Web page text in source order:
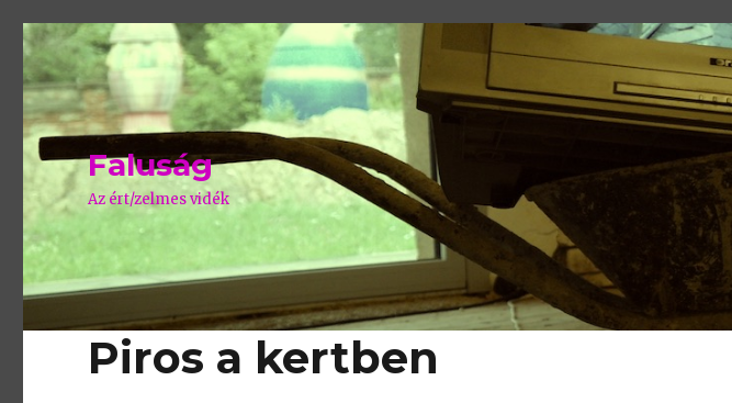
Faluság
Az ért/zelmes vidék
Piros a kertben